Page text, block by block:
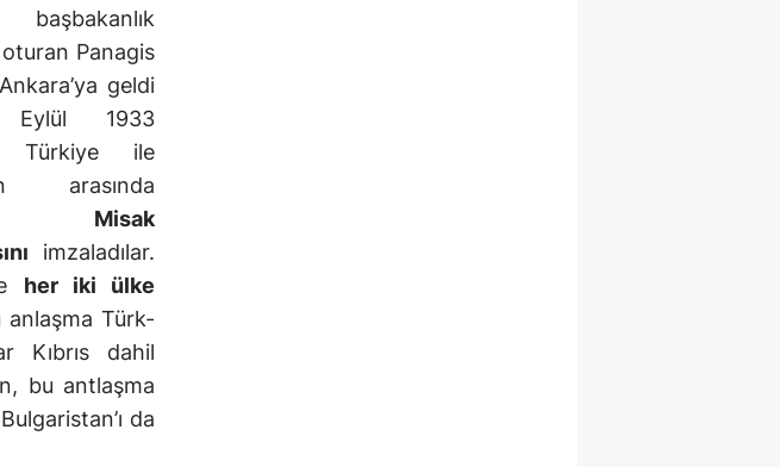
Panagis
geldi
1933
Türkiye ile
arasında
Misak
imzaladılar.
her iki ülke
Türk-
Kıbrıs dahil
bu antlaşma
da